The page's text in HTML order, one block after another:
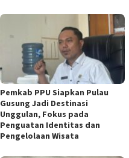
Pemkab PPU Siapkan Pulau
Gusung Jadi Destinasi
Unggulan, Fokus pada
Penguatan Identitas dan
Pengelolaan Wisata